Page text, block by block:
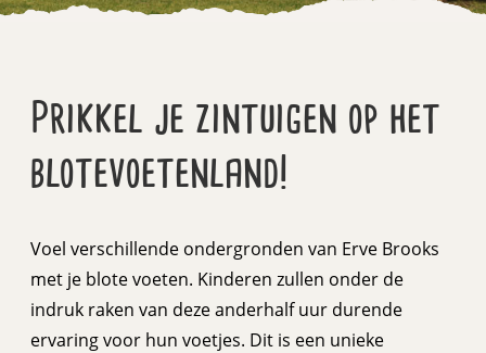
Prikkel je zintuigen op het
blotevoetenland!
Voel verschillende ondergronden van Erve Brooks
met je blote voeten. Kinderen zullen onder de
indruk raken van deze anderhalf uur durende
ervaring voor hun voetjes. Dit is een unieke